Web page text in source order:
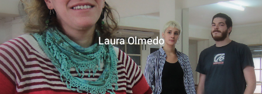
Laura Olmedo